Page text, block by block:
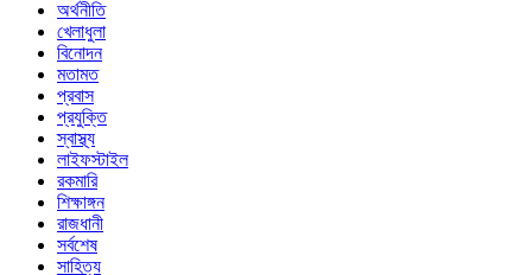
অর্থনীতি
খেলাধুলা
বিনোদন
মতামত
প্রবাস
প্রযুক্তি
স্বাস্থ্য
লাইফস্টাইল
রকমারি
শিক্ষাঙ্গন
রাজধানী
সর্বশেষ
সাহিত্য